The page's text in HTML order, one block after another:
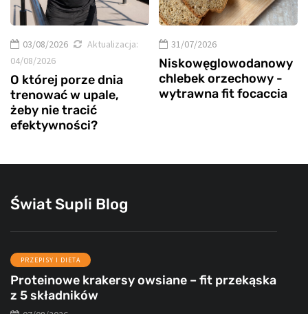
03/08/2026
Aktualizacja:
04/08/2026
O której porze dnia
trenować w upale,
żeby nie tracić
efektywności?
31/07/2026
Niskowęglowodanowy
chlebek orzechowy -
wytrawna fit focaccia
Świat Supli Blog
PRZEPISY I DIETA
Proteinowe krakersy owsiane – fit przekąska
z 5 składników